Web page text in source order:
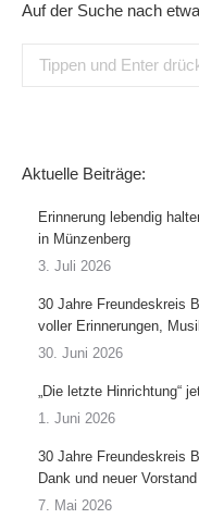
Auf der Suche nach
Aktuelle Beiträge:
Erinnerung lebendig
in Münzenberg
3. Juli 2026
30 Jahre Freundeskreis
voller Erinnerungen,
30. Juni 2026
„Die letzte Hinrichtung“
1. Juni 2026
30 Jahre Freundeskreis
Dank und neuer Vorstand
7. Mai 2026